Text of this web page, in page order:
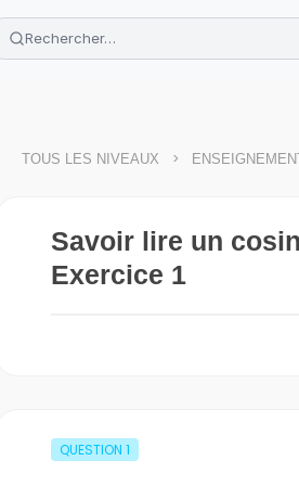
🌴Cahier de vacances offert:
Télécharge ton PDF gratuit et
TOUS LES NIVEAUX >
Savoir lire un
Exercice 1
QUESTION 1